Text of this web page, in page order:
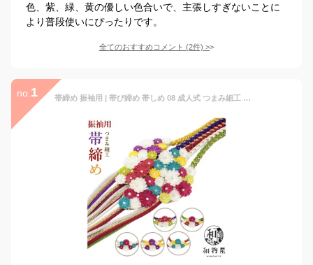
色、紫、緑、黄の優しい色合いで、主張しすぎないことに
より普段使いにぴったりです。
全てのおすすめコメント (2件) >
no. 1 帯締め 振袖用 | 帯び締め 帯しめ 08 成人式 つまみ細工 おしゃれ 飾り紐 赤 紫 緑 黄色 えんじ 白 黄緑 着物 結婚式 礼装 丸組み帯締め 日本製 正絹 大きめ 帯留め 豪華 手組紐 金糸 着物 正絹 和装小物 送料無料 かわいい 帯〆 おびじめ 母親 ママ振袖 菊 上品 古典